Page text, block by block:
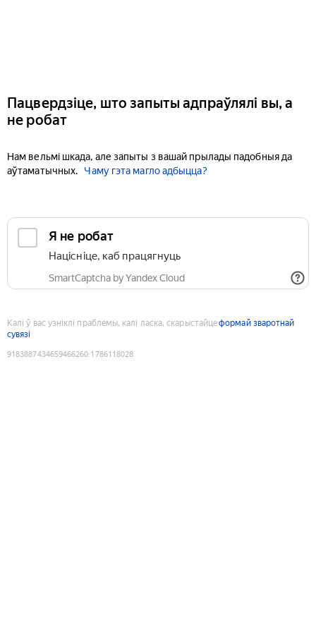
Пацвердзіце, што запыты адпраўлялі вы, а
не робат
Нам вельмі шкада, але запыты з вашай прылады падобныя да
аўтаматычных.
Чаму гэта магло адбыцца?
Я не робат
Націсніце, каб працягнуць
SmartCaptcha by Yandex Cloud
Калі ў вас узніклі праблемы, калі ласка, скарыстайцеформай зваротнай
сувязі
9183887434659466260:1786118028